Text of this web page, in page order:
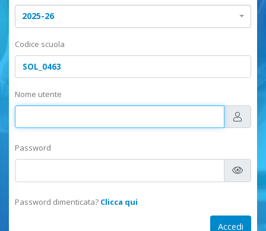
Le nuove credenziali vi verranno fornite all'indirizzo email che
2025-26
Codice scuola
Nome utente
Password
Password dimenticata? Clicca qui